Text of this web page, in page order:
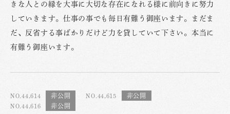
きな人との縁を大事に大切な存在になれる様に前向きに努力
していきます。仕事の事でも毎日有難う御座います。まだま
だ、反省する事ばかりだけど力を貸していて下さい。本当に
有難う御座います。
NO.44,614
NO.44,615
NO.44,616